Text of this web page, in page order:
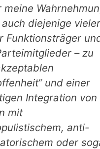
meine
diejenige vieler
Funktionsträger
– zu
und einer
Integration von
mit
anti-
oder